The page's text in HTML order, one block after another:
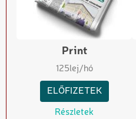
Print
125lej/hó
ELŐFIZETEK
Részletek